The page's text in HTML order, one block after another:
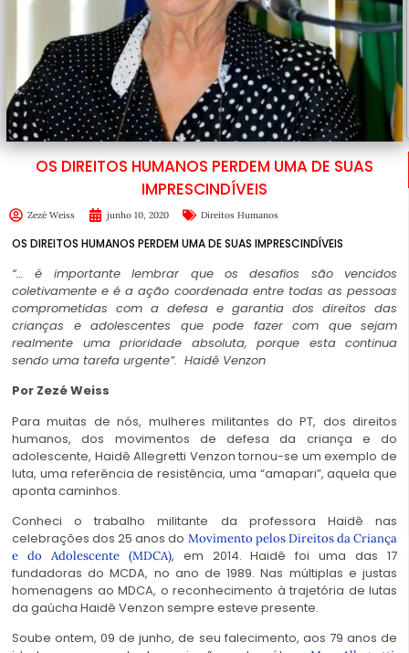
OS DIREITOS HUMANOS PERDEM UMA DE SUAS
IMPRESCINDÍVEIS
Zezé Weiss junho 10, 2020 Direitos Humanos
OS DIREITOS HUMANOS PERDEM UMA DE SUAS IMPRESCINDÍVEIS
“… é importante lembrar que os desafios são vencidos
coletivamente e é a ação coordenada entre todas as pessoas
comprometidas com a defesa e garantia dos direitos das
crianças e adolescentes que pode fazer com que sejam
realmente uma prioridade absoluta, porque esta continua
sendo uma tarefa urgente”. Haidê Venzon
Por Zezé Weiss
Para muitas de nós, mulheres militantes do PT, dos direitos
humanos, dos movimentos de defesa da criança e do
adolescente, Haidê Allegretti Venzon tornou-se um exemplo de
luta, uma referência de resistência, uma “amapari”, aquela que
aponta caminhos.
Conheci o trabalho militante da professora Haidê nas
celebrações dos 25 anos do Movimento pelos Direitos da Criança
e do Adolescente (MDCA), em 2014. Haidê foi uma das 17
fundadoras do MCDA, no ano de 1989. Nas múltiplas e justas
homenagens ao MDCA, o reconhecimento à trajetória de lutas
da gaúcha Haidê Venzon sempre esteve presente.
Soube ontem, 09 de junho, de seu falecimento, aos 79 anos de